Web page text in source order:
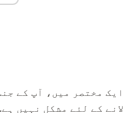
ایک مختصر میں، آپ کے
لانے کے لئے مشکل نہیں